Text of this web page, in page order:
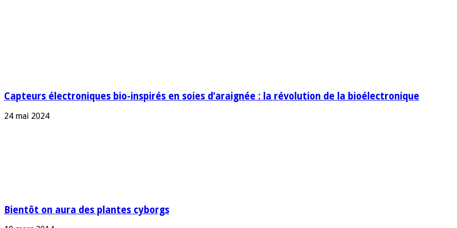
Capteurs électroniques bio-inspirés en soies d’araignée : la révolution de la bioélectronique
24 mai 2024
Bientôt on aura des plantes cyborgs